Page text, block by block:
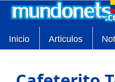
Inicio Articulos